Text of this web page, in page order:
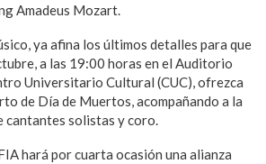
Amadeus Mozart.
ya afina los últimos detalles para que
a las 19:00 horas en el Auditorio
Universitario Cultural (CUC), ofrezca
de Día de Muertos, acompañando a la
cantantes solistas y coro.
hará por cuarta ocasión una alianza